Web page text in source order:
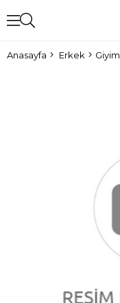
Anasayfa Erkek Giyim